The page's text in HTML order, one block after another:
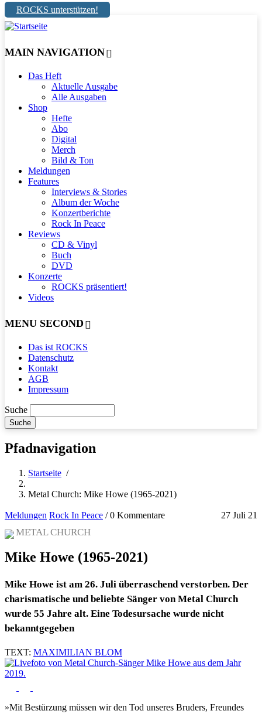
ROCKS unterstützen!
MAIN NAVIGATION
Das Heft
Aktuelle Ausgabe
Alle Ausgaben
Shop
Hefte
Abo
Digital
Merch
Bild & Ton
Meldungen
Features
Interviews & Stories
Album der Woche
Konzertberichte
Rock In Peace
Reviews
CD & Vinyl
Buch
DVD
Konzerte
ROCKS präsentiert!
Videos
MENU SECOND
Das ist ROCKS
Datenschutz
Kontakt
AGB
Impressum
Suche
Pfadnavigation
Startseite /
Metal Church: Mike Howe (1965-2021)
Meldungen Rock In Peace 27 Juli 21
/0 Kommentare
METAL CHURCH
Mike Howe (1965-2021)
Mike Howe ist am 26. Juli überraschend verstorben. Der
charismatische und beliebte Sänger von Metal Church
wurde 55 Jahre alt. Eine Todesursache wurde nicht
bekanntgegeben
TEXT: MAXIMILIAN BLOM
»Mit Bestürzung müssen wir den Tod unseres Bruders, Freundes